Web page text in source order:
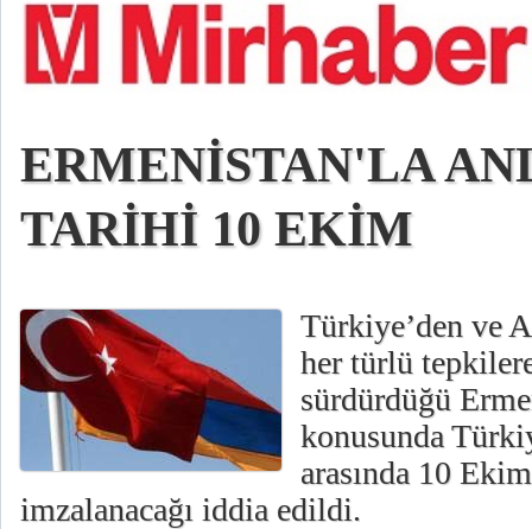
ERMENİSTAN'LA
TARİHİ 10 EKİM
Türkiye’den ve
her türlü
sürdürdüğü
konusunda
arasında 10
imzalanacağı iddia edildi.